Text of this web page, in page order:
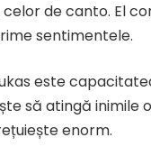
de canto. El
sentimentele.
este
să atingă
enorm.